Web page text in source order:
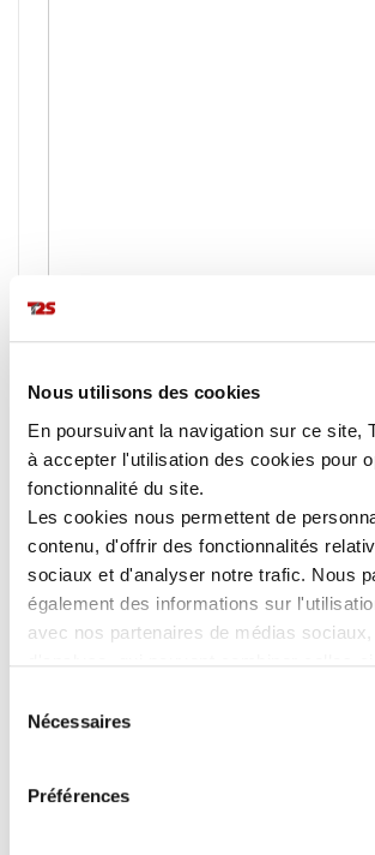
Nous utilisons des cookies
En poursuivant la navigation sur ce site,
à accepter l'utilisation des cookies pour
fonctionnalité du site.
Les cookies nous permettent de
contenu, d'offrir des fonctionnalités
sociaux et d'analyser notre trafic. Nous
également des informations sur
avec nos partenaires de médias
collectées lors de votre utilisation de
Nécessaires
Préférences
*
SEND
T2S
42291 SORBIERS CEDEX
FRANCE
info@t2s.fr